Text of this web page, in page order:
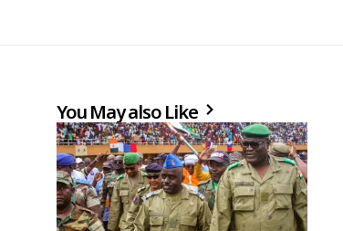
You May also Like